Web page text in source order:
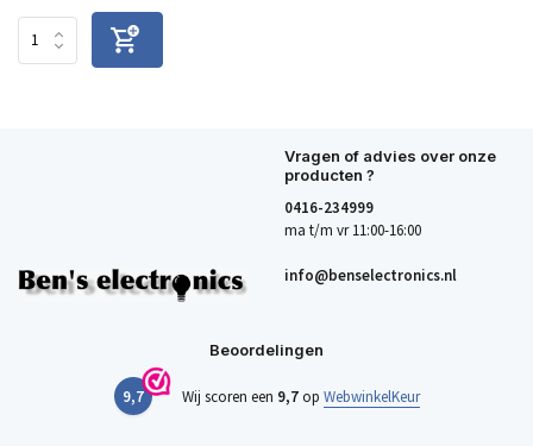
Vragen of advies over onze
producten ?
0416-234999
ma t/m vr 11:00-16:00
info@benselectronics.nl
Beoordelingen
9,7 Wij scoren een 9,7op WebwinkelKeur